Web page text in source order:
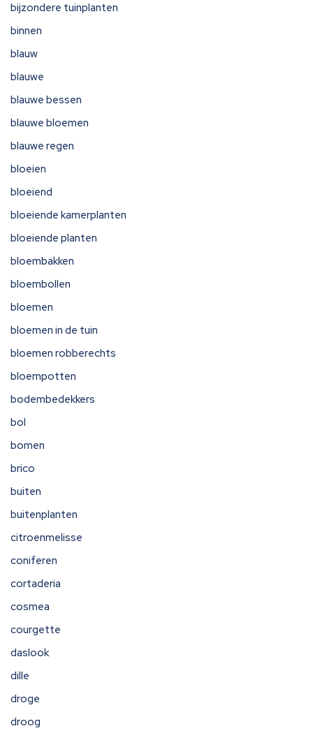
bijzondere tuinplanten
binnen
blauw
blauwe
blauwe bessen
blauwe bloemen
blauwe regen
bloeien
bloeiend
bloeiende kamerplanten
bloeiende planten
bloembakken
bloembollen
bloemen
bloemen in de tuin
bloemen robberechts
bloempotten
bodembedekkers
bol
bomen
brico
buiten
buitenplanten
citroenmelisse
coniferen
cortaderia
cosmea
courgette
daslook
dille
droge
droog